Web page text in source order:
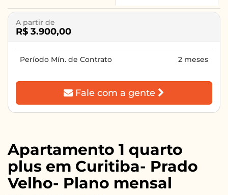
Apartamento 1 quarto
plus em Curitiba- Prado
Velho- Plano mensal
A partir de
R$ 3.900,00
Período Mín. de Contrato 2 meses
Fale com a gente